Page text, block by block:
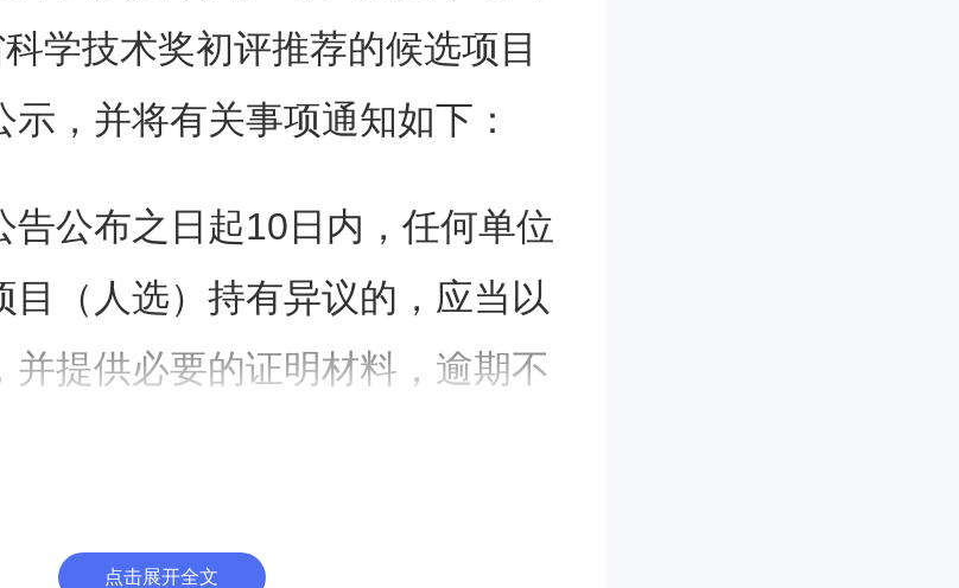
学技术奖初评推荐的候选项目
示，并将有关事项通知如下：
告公布之日起10日内，任何单位
目（人选）持有异议的，应当以
并提供必要的证明材料，逾期不
核实查证，确保客观公正处理异
点击展开全文